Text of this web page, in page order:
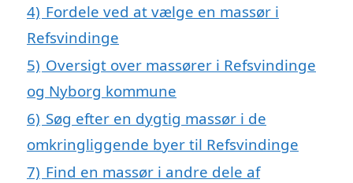
4) Fordele ved at vælge en massør i
Refsvindinge
5) Oversigt over massører i Refsvindinge
og Nyborg kommune
6) Søg efter en dygtig massør i de
omkringliggende byer til Refsvindinge
7) Find en massør i andre dele af